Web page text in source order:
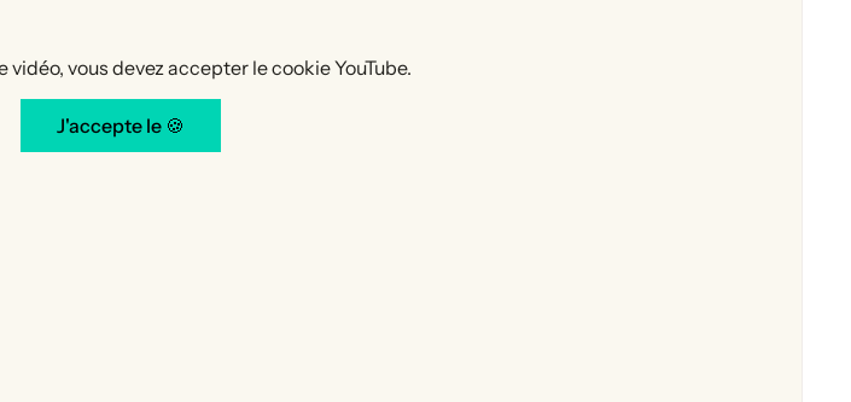
vous devez accepter le cookie YouTube.
J'accepte le 🍪